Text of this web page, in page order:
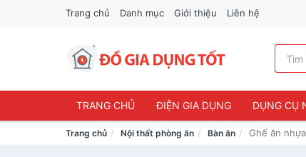
Trang chủ Danh mục Giới thiệu Liên hệ
TRANG CHỦ ĐIỆN GIA DỤNG DỤNG CỤ
Trang chủ Nội thất phòng ăn Bàn ăn Ghế ăn